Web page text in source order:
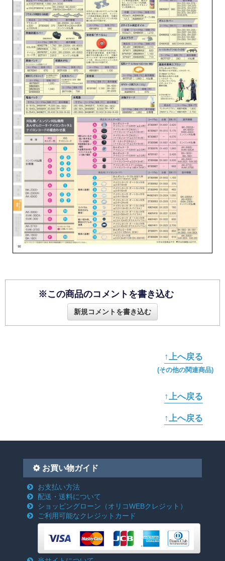
※この商品のコメントを書き込む
新規コメントを書き込む
↑上へ戻る
(その他の関連商品)
↑上へ戻る
↑上へ戻る
お買い物ガイド
お支払い方法
配送・送料について
ショッピングローン （オリコWEBクレジット）
ご利用可能なクレジットカード